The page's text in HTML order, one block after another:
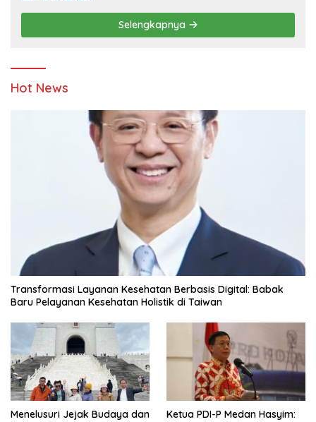
Pendidikan
Selengkapnya
Hot News
Transformasi Layanan Kesehatan Berbasis Digital: Babak
Baru Pelayanan Kesehatan Holistik di Taiwan
Menelusuri Jejak Budaya dan
Ketua PDI-P Medan Hasyim: